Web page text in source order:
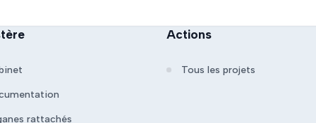
rattachés
Actions
Tous les projets